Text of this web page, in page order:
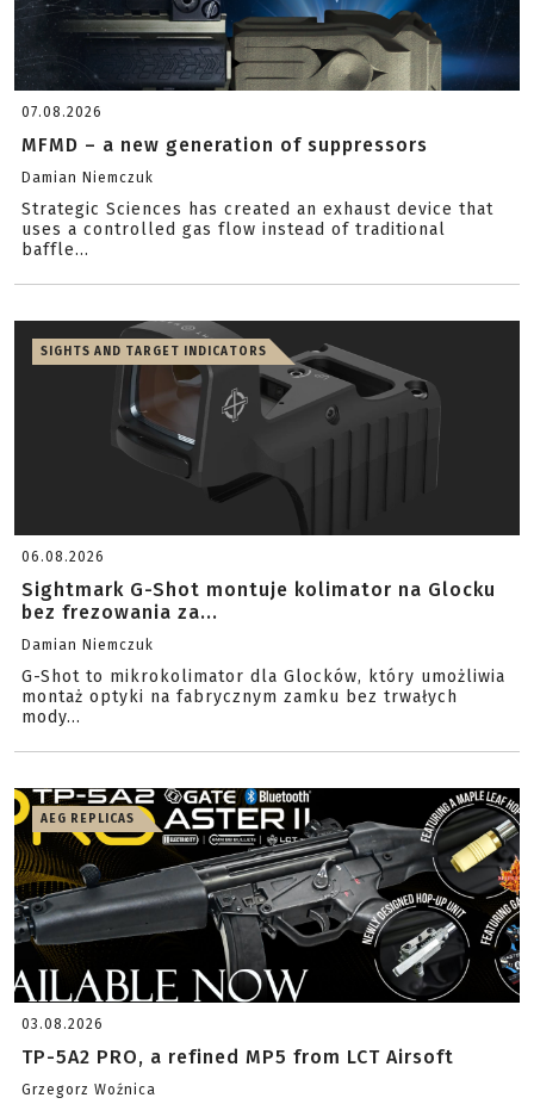
07.08.2026
MFMD – a new generation of suppressors
Damian Niemczuk
Strategic Sciences has created an exhaust device that
uses a controlled gas flow instead of traditional
baffle...
SIGHTS AND TARGET INDICATORS
06.08.2026
Sightmark G-Shot montuje kolimator na Glocku
bez frezowania za...
Damian Niemczuk
G-Shot to mikrokolimator dla Glocków, który umożliwia
montaż optyki na fabrycznym zamku bez trwałych
mody...
AEG REPLICAS
03.08.2026
TP-5A2 PRO, a refined MP5 from LCT Airsoft
Grzegorz Woźnica